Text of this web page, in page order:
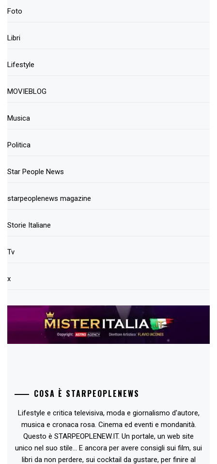
Foto
Libri
Lifestyle
MOVIEBLOG
Musica
Politica
Star People News
starpeoplenews magazine
Storie Italiane
Tv
x
COSA È STARPEOPLENEWS
Lifestyle e critica televisiva, moda e giornalismo d'autore,
musica e cronaca rosa. Cinema ed eventi e mondanità.
Questo è STARPEOPLENEW.IT. Un portale, un web site
unico nel suo stile... E ancora per avere consigli sui film, sui
libri da non perdere, sui cocktail da gustare, per finire al